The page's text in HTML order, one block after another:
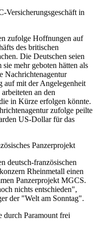
in
zufolge Hoffnungen auf
des britischen
Die Deutschen seien
mehr geboten hätten als
Nachrichtenagentur
auf mit der Angelegenheit
an den
in Kürze erfolgen könnte.
zufolge peilte
US-Dollar für das
Panzerprojekt
deutsch-französischen
Rheinmetall einen
Panzerprojekt MGCS.
nichts entschieden",
der "Welt am Sonntag".
durch Paramount frei